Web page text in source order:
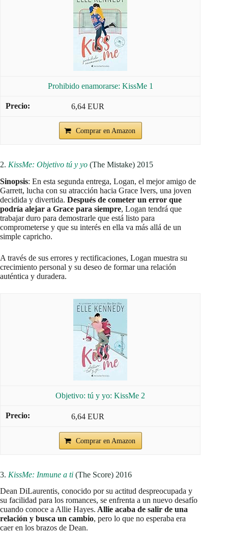
Prohibido enamorarse: KissMe 1
6,64 EUR
Comprar en Amazon
2. KissMe: Objetivo tú y yo (The Mistake) 2015
Sinopsis: En esta segunda entrega, Logan, el mejor amigo de
Garrett, lucha con su atracción hacia Grace Ivers, una joven
decidida y divertida. Después de cometer un error que
podría alejar a Grace para siempre, Logan tendrá que
trabajar duro para demostrarle que está listo para
comprometerse y que su interés en ella va más allá de un
simple capricho.
A través de sus errores y rectificaciones, Logan muestra su
crecimiento personal y su deseo de formar una relación
auténtica y duradera.
Objetivo: tú y yo: KissMe 2
6,64 EUR
Comprar en Amazon
3. KissMe: Inmune a ti (The Score) 2016
Dean DiLaurentis, conocido por su actitud despreocupada y
su facilidad para los romances, se enfrenta a un nuevo desafío
cuando conoce a Allie Hayes. Allie acaba de salir de una
relación y busca un cambio, pero lo que no esperaba era
caer en los brazos de Dean.